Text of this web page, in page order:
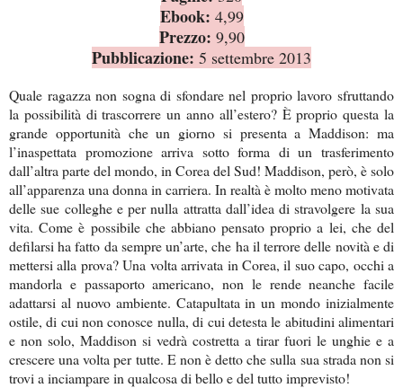
Ebook: 4,99
Prezzo: 9,90
Pubblicazione: 5 settembre 2013
Quale ragazza non sogna di sfondare nel proprio lavoro sfruttando
la possibilità di trascorrere un anno all’estero? È proprio questa la
grande opportunità che un giorno si presenta a Maddison: ma
l’inaspettata promozione arriva sotto forma di un trasferimento
dall’altra parte del mondo, in Corea del Sud! Maddison, però, è solo
all’apparenza una donna in carriera. In realtà è molto meno motivata
delle sue colleghe e per nulla attratta dall’idea di stravolgere la sua
vita. Come è possibile che abbiano pensato proprio a lei, che del
defilarsi ha fatto da sempre un’arte, che ha il terrore delle novità e di
mettersi alla prova? Una volta arrivata in Corea, il suo capo, occhi a
mandorla e passaporto americano, non le rende neanche facile
adattarsi al nuovo ambiente. Catapultata in un mondo inizialmente
ostile, di cui non conosce nulla, di cui detesta le abitudini alimentari
e non solo, Maddison si vedrà costretta a tirar fuori le unghie e a
crescere una volta per tutte. E non è detto che sulla sua strada non si
trovi a inciampare in qualcosa di bello e del tutto imprevisto!